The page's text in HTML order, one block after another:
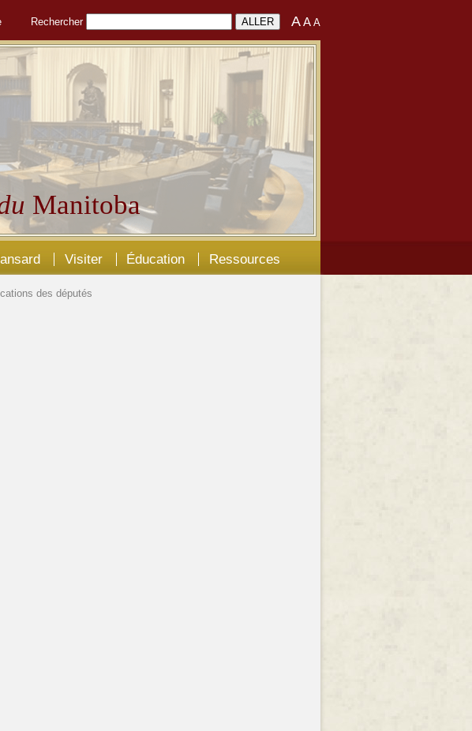
Rechercher AA A
Manitoba
Visiter Éducation Ressources
des députés